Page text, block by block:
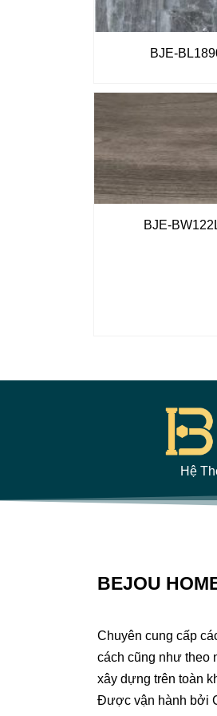
BJE-
BJE-
Hệ
BEJOU
Chuyên cung cấp
cách cũng như theo
xây dựng trên toàn
Được vận hành bởi